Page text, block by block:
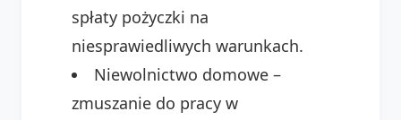
spłaty pożyczki na
niesprawiedliwych warunkach.
Niewolnictwo domowe –
zmuszanie do pracy w